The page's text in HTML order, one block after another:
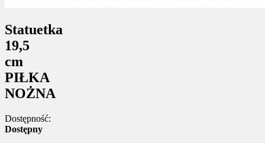
Statuetka
19,5
cm
PIŁKA
NOŻNA
Dostępność:
Dostępny